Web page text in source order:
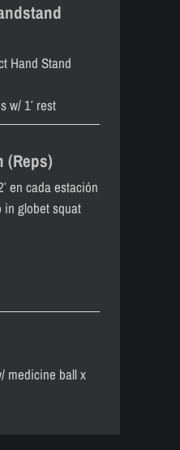
Hand Stand
w/ 1′ rest
(Reps)
en cada estación
in globet squat
medicine ball x